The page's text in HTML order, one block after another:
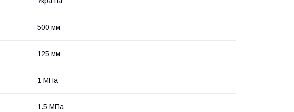
500 мм
125 мм
1 МПа
1.5 МПа